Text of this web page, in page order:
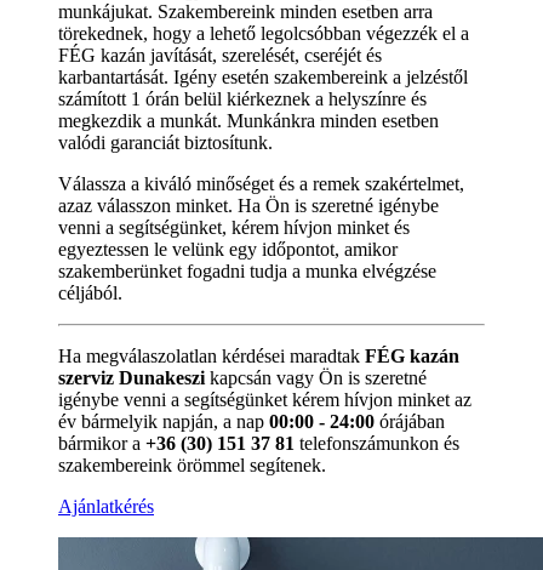
munkájukat. Szakembereink minden esetben arra
törekednek, hogy a lehető legolcsóbban végezzék el a
FÉG kazán javítását, szerelését, cseréjét és
karbantartását. Igény esetén szakembereink a jelzéstől
számított 1 órán belül kiérkeznek a helyszínre és
megkezdik a munkát. Munkánkra minden esetben
valódi garanciát biztosítunk.
Válassza a kiváló minőséget és a remek szakértelmet,
azaz válasszon minket. Ha Ön is szeretné igénybe
venni a segítségünket, kérem hívjon minket és
egyeztessen le velünk egy időpontot, amikor
szakemberünket fogadni tudja a munka elvégzése
céljából.
Ha megválaszolatlan kérdései maradtak FÉG kazán
szerviz Dunakeszi kapcsán vagy Ön is szeretné
igénybe venni a segítségünket kérem hívjon minket az
év bármelyik napján, a nap 00:00 - 24:00 órájában
bármikor a +36 (30) 151 37 81 telefonszámunkon és
szakembereink örömmel segítenek.
Ajánlatkérés